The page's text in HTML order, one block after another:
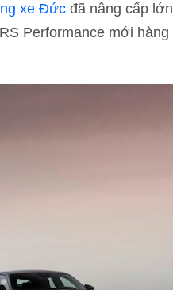
xe Đức đã nâng cấp lớn
Performance mới hàng